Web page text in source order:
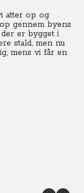
atter op og
gennem byens
er bygget i
stald, men nu
mens vi får en